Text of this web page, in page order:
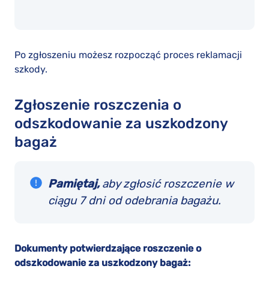
Po zgłoszeniu możesz rozpocząć proces reklamacji
szkody.
Zgłoszenie roszczenia o
odszkodowanie za uszkodzony
bagaż
Pamiętaj,aby zgłosić roszczenie w
ciągu 7 dni od odebrania bagażu.
Dokumenty potwierdzające roszczenie o
odszkodowanie za uszkodzony bagaż: